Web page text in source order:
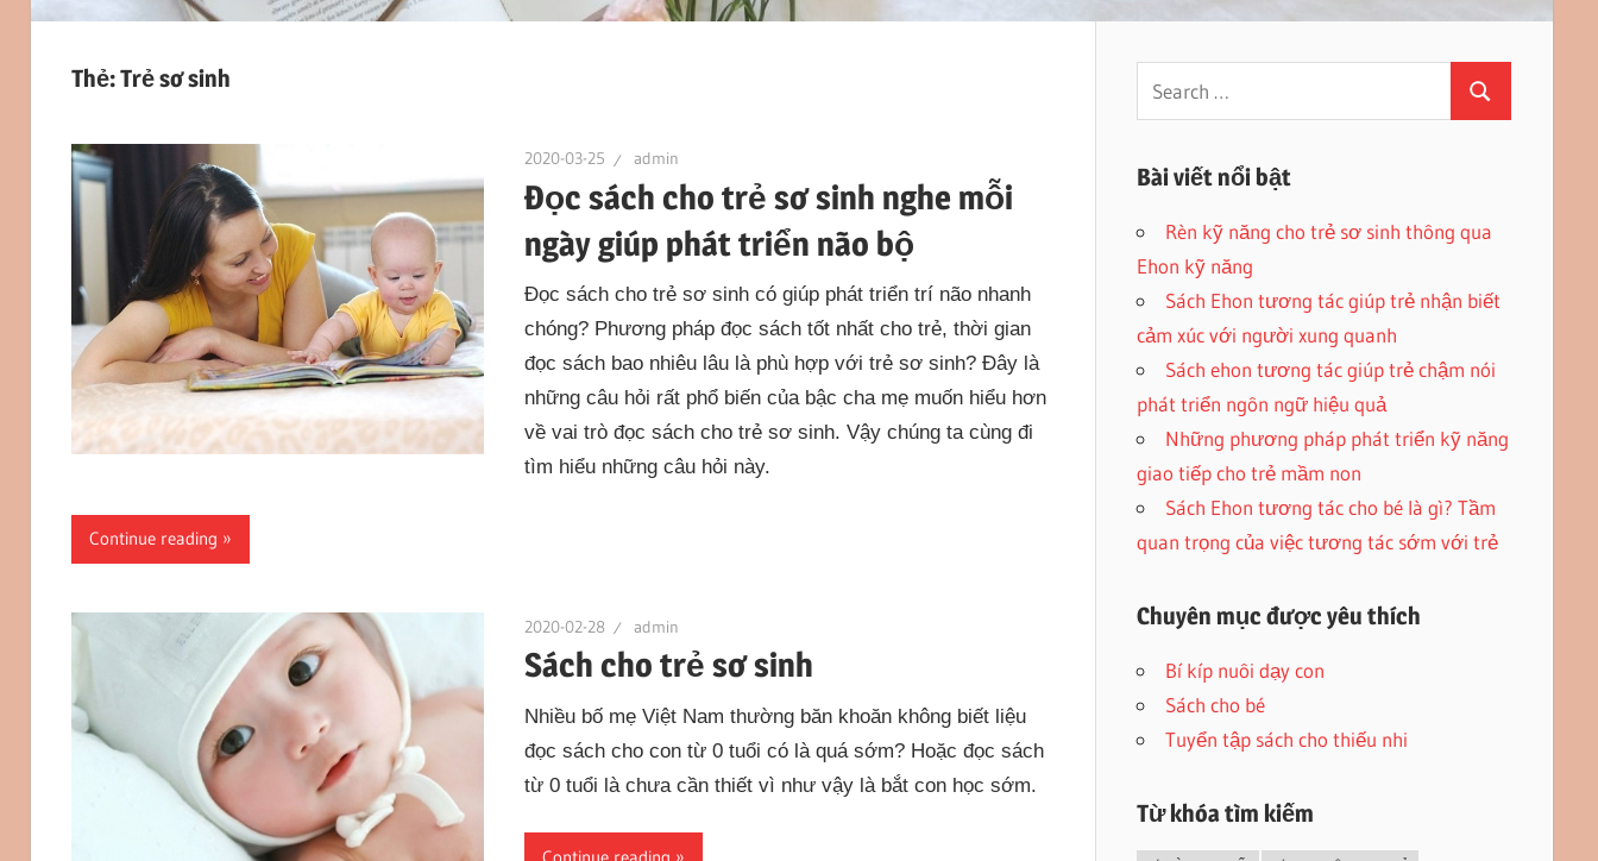
Thẻ:Trẻ sơ sinh
2020-03-25 admin
Đọc sách cho trẻ sơ sinh nghe mỗi
ngày giúp phát triển não bộ
Đọc sách cho trẻ sơ sinh có giúp phát triển trí não nhanh
chóng? Phương pháp đọc sách tốt nhất cho trẻ, thời gian
đọc sách bao nhiêu lâu là phù hợp với trẻ sơ sinh? Đây là
những câu hỏi rất phổ biến của bậc cha mẹ muốn hiểu hơn
về vai trò đọc sách cho trẻ sơ sinh. Vậy chúng ta cùng đi
tìm hiểu những câu hỏi này.
Continue reading
2020-02-28 admin
Sách cho trẻ sơ sinh
Nhiều bố mẹ Việt Nam thường băn khoăn không biết liệu
đọc sách cho con từ 0 tuổi có là quá sớm? Hoặc đọc sách
từ 0 tuổi là chưa cần thiết vì như vậy là bắt con học sớm.
Search
for:
Search
Bài viết nổi bật
Rèn kỹ năng cho trẻ sơ sinh thông qua
Ehon kỹ năng
Sách Ehon tương tác giúp trẻ nhận biết
cảm xúc với người xung quanh
Sách ehon tương tác giúp trẻ chậm nói
phát triển ngôn ngữ hiệu quả
Những phương pháp phát triển kỹ năng
giao tiếp cho trẻ mầm non
Sách Ehon tương tác cho bé là gì? Tầm
quan trọng của việc tương tác sớm với trẻ
Chuyên mục được yêu thích
Bí kíp nuôi dạy con
Sách cho bé
Tuyển tập sách cho thiếu nhi
Từ khóa tìm kiếm